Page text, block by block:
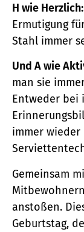
H wie Herzlich:
Ermutigung
Stahl immer
Und A wie
man sie
Entweder bei
immer
Gemeinsam
anstoßen.
Geburtstag,